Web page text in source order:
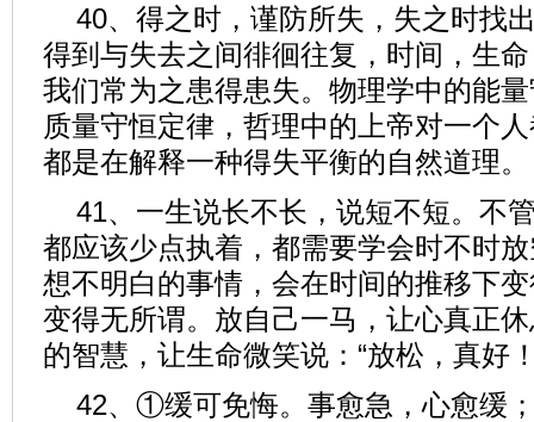
40、得之时，谨防所失，失之时找
得到与失去之间徘徊往复，时间，生
我们常为之患得患失。物理学中的能
质量守恒定律，哲理中的上帝对一个
都是在解释一种得失平衡的自然道理。
41、一生说长不长，说短不短。不
都应该少点执着，都需要学会时不时
想不明白的事情，会在时间的推移下
变得无所谓。放自己一马，让心真正
的智慧，让生命微笑说：“放松，真好
42、①缓可免悔。事愈急，心愈缓